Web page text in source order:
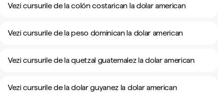
Vezi cursurile de la colón costarican la dolar american
Vezi cursurile de la peso dominican la dolar american
Vezi cursurile de la quetzal guatemalez la dolar american
Vezi cursurile de la dolar guyanez la dolar american